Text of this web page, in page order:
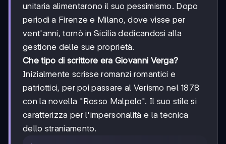
unitaria alimentarono il suo pessimismo. Dopo
periodi a Firenze e Milano, dove visse per
vent'anni, tornò in Sicilia dedicandosi alla
gestione delle sue proprietà.
Che tipo di scrittore era Giovanni Verga?
Inizialmente scrisse romanzi romantici e
patriottici, per poi passare al Verismo nel 1878
con la novella "Rosso Malpelo". Il suo stile si
caratterizza per l'impersonalità e la tecnica
dello straniamento.